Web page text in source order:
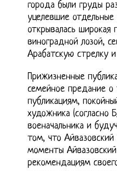
города были груды
уцелевшие
открывалась широкая
виноградной лозой,
Арабатскую стрелку
Прижизненные
семейное предание о
публикациям,
художника (согласно
военачальника и
том, что
моменты
рекомендациям